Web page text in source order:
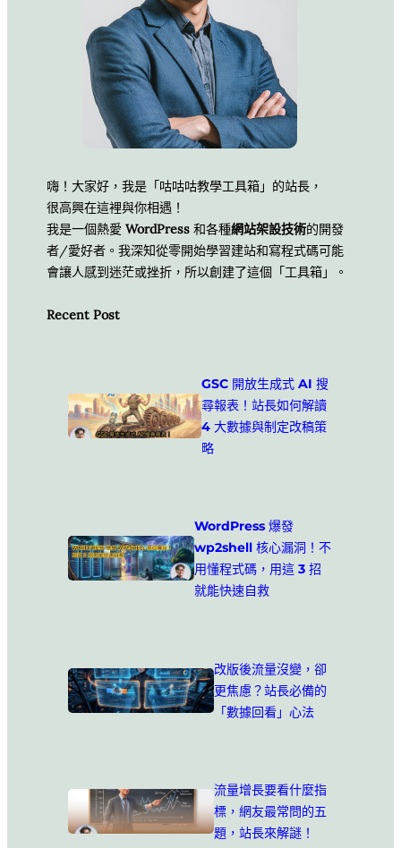
嗨！大家好，我是「咕咕咕教學工具箱」的站長，
很高興在這裡與你相遇！
我是一個熱愛 WordPress 和各種網站架設技術的開發
者/愛好者。我深知從零開始學習建站和寫程式碼可能
會讓人感到迷茫或挫折，所以創建了這個「工具箱」。
Recent Post
GSC 開放生成式 AI 搜
尋報表！站長如何解讀
4 大數據與制定改稿策
略
WordPress 爆發
wp2shell 核心漏洞！不
用懂程式碼，用這 3 招
就能快速自救
改版後流量沒變，卻
更焦慮？站長必備的
「數據回看」心法
流量增長要看什麼指
標，網友最常問的五
題，站長來解謎！